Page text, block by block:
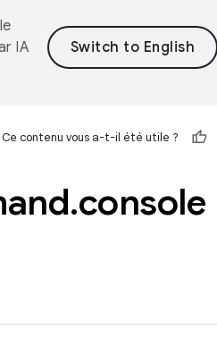
IA
Ce contenu vous a-t-il été utile ?
.console